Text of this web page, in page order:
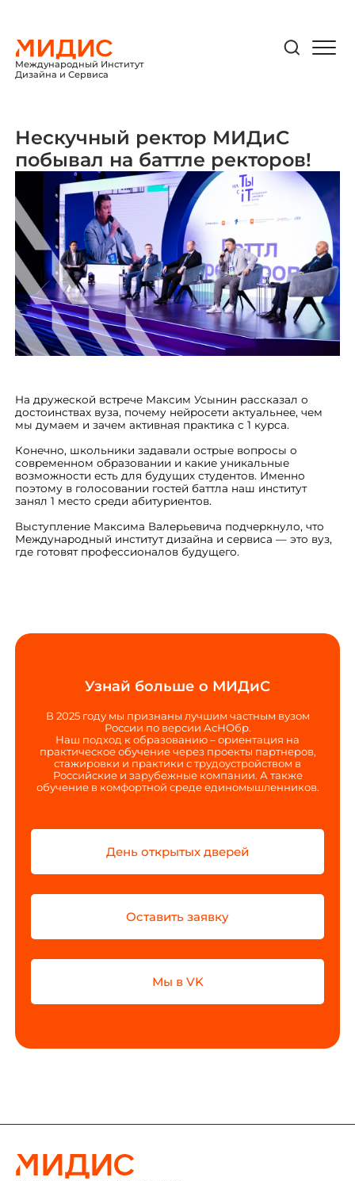
Международный Институт
Дизайна и Сервиса
Нескучный ректор МИДиС
побывал на баттле ректоров!
На дружеской встрече Максим Усынин рассказал о
достоинствах вуза, почему нейросети актуальнее, чем
мы думаем и зачем активная практика с 1 курса.
Конечно, школьники задавали острые вопросы о
современном образовании и какие уникальные
возможности есть для будущих студентов. Именно
поэтому в голосовании гостей баттла наш институт
занял 1 место среди абитуриентов.
Выступление Максима Валерьевича подчеркнуло, что
Международный институт дизайна и сервиса — это вуз,
где готовят профессионалов будущего.
Узнай больше о МИДиС
В 2025 году мы признаны лучшим частным вузом
России по версии АсНОбр.
Наш подход к образованию – ориентация на
практическое обучение через проекты партнеров,
стажировки и практики с трудоустройством в
Российские и зарубежные компании. А также
обучение в комфортной среде единомышленников.
День открытых дверей
Оставить заявку
Мы в VK